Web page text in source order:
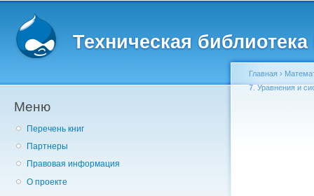
Техническая
Меню
Перечень книг
Партнеры
Правовая информация
О проекте
Главная ›
7. Уравнения и